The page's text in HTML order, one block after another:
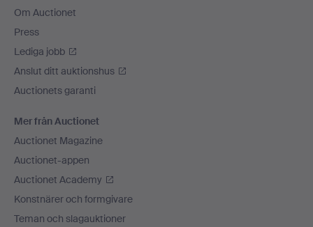
Om Auctionet
Press
Lediga jobb
Anslut ditt auktionshus
Auctionets garanti
Mer från Auctionet
Auctionet Magazine
Auctionet-appen
Auctionet Academy
Konstnärer och formgivare
Teman och slagauktioner